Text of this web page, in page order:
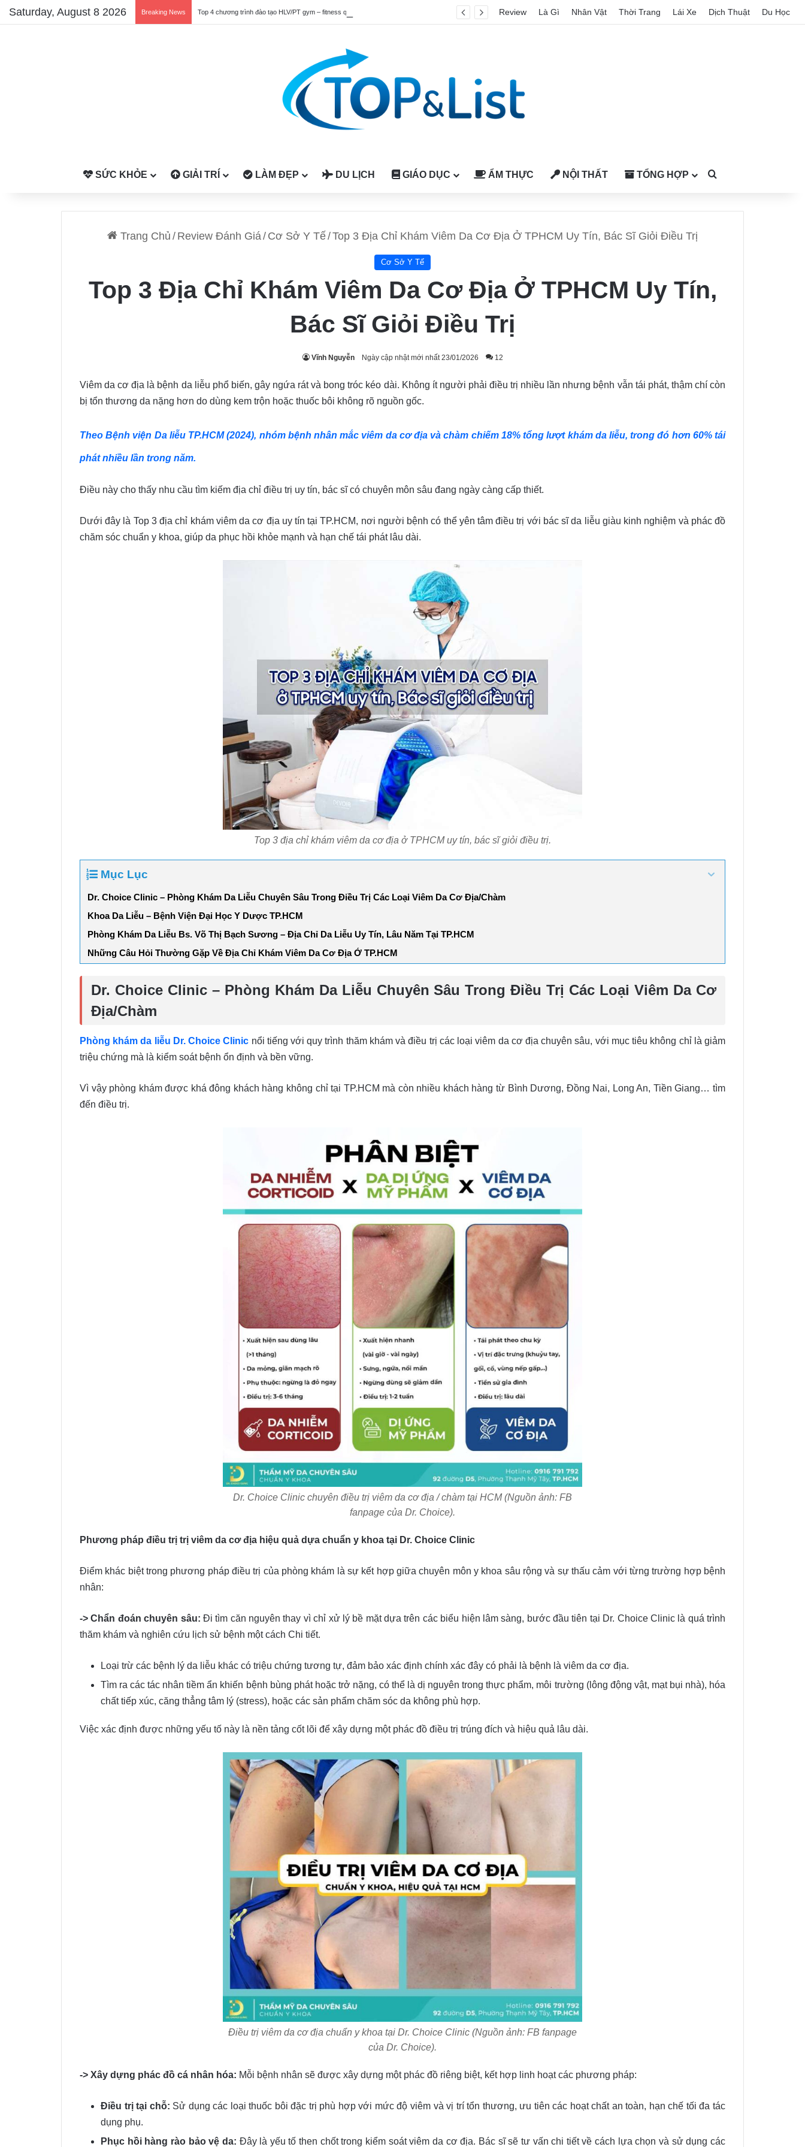
Saturday, August 8 2026 Breaking News Top 4 chương trình đào tạo HLV/PT gym – fitness quốc tế được công nhận tại Việt Nam Review Là Gì Nhân Vật Thời Trang Lái Xe Dịch Thuật Du Học
SỨC KHỎE GIẢI TRÍ LÀM ĐẸP DU LỊCH GIÁO DỤC ẨM THỰC NỘI THẤT TỔNG HỢP
Trang Chủ / Review Đánh Giá / Cơ Sở Y Tế/Top 3 Địa Chỉ Khám Viêm Da Cơ Địa Ở TPHCM Uy Tín, Bác Sĩ Giỏi Điều Trị
Cơ Sở Y Tế
Top 3 Địa Chỉ Khám Viêm Da Cơ Địa Ở TPHCM Uy Tín,
Bác Sĩ Giỏi Điều Trị
Vĩnh Nguyễn Ngày cập nhật mới nhất 23/01/2026 12
Viêm da cơ địa là bệnh da liễu phổ biến, gây ngứa rát và bong tróc kéo dài. Không ít người phải điều trị nhiều lần nhưng bệnh vẫn tái phát, thậm chí còn
bị tổn thương da nặng hơn do dùng kem trộn hoặc thuốc bôi không rõ nguồn gốc.
Theo Bệnh viện Da liễu TP.HCM (2024), nhóm bệnh nhân mắc viêm da cơ địa và chàm chiếm 18% tổng lượt khám da liễu, trong đó hơn 60% tái
phát nhiều lần trong năm.
Điều này cho thấy nhu cầu tìm kiếm địa chỉ điều trị uy tín, bác sĩ có chuyên môn sâu đang ngày càng cấp thiết.
Dưới đây là Top 3 địa chỉ khám viêm da cơ địa uy tín tại TP.HCM, nơi người bệnh có thể yên tâm điều trị với bác sĩ da liễu giàu kinh nghiệm và phác đồ
chăm sóc chuẩn y khoa, giúp da phục hồi khỏe mạnh và hạn chế tái phát lâu dài.
Top 3 địa chỉ khám viêm da cơ địa ở TPHCM uy tín, bác sĩ giỏi điều trị.
Mục Lục
Dr. Choice Clinic – Phòng Khám Da Liễu Chuyên Sâu Trong Điều Trị Các Loại Viêm Da Cơ Địa/Chàm
Khoa Da Liễu – Bệnh Viện Đại Học Y Dược TP.HCM
Phòng Khám Da Liễu Bs. Võ Thị Bạch Sương – Địa Chỉ Da Liễu Uy Tín, Lâu Năm Tại TP.HCM
Những Câu Hỏi Thường Gặp Về Địa Chỉ Khám Viêm Da Cơ Địa Ở TP.HCM
Dr. Choice Clinic – Phòng Khám Da Liễu Chuyên Sâu Trong Điều Trị Các Loại Viêm Da Cơ
Địa/Chàm
Phòng khám da liễu Dr. Choice Clinic nổi tiếng với quy trình thăm khám và điều trị các loại viêm da cơ địa chuyên sâu, với mục tiêu không chỉ là giảm
triệu chứng mà là kiểm soát bệnh ổn định và bền vững.
Vì vậy phòng khám được khá đông khách hàng không chỉ tại TP.HCM mà còn nhiều khách hàng từ Bình Dương, Đồng Nai, Long An, Tiền Giang… tìm
đến điều trị.
Dr. Choice Clinic chuyên điều trị viêm da cơ địa / chàm tại HCM (Nguồn ảnh: FB
fanpage của Dr. Choice).
Phương pháp điều trị trị viêm da cơ địa hiệu quả dựa chuẩn y khoa tại Dr. Choice Clinic
Điểm khác biệt trong phương pháp điều trị của phòng khám là sự kết hợp giữa chuyên môn y khoa sâu rộng và sự thấu cảm với từng trường hợp bệnh
nhân:
-> Chẩn đoán chuyên sâu: Đi tìm căn nguyên thay vì chỉ xử lý bề mặt dựa trên các biểu hiện lâm sàng, bước đầu tiên tại Dr. Choice Clinic là quá trình
thăm khám và nghiên cứu lịch sử bệnh một cách Chi tiết.
Loại trừ các bệnh lý da liễu khác có triệu chứng tương tự, đảm bảo xác định chính xác đây có phải là bệnh là viêm da cơ địa.
Tìm ra các tác nhân tiềm ẩn khiến bệnh bùng phát hoặc trở nặng, có thể là dị nguyên trong thực phẩm, môi trường (lông động vật, mạt bụi nhà), hóa
chất tiếp xúc, căng thẳng tâm lý (stress), hoặc các sản phẩm chăm sóc da không phù hợp.
Việc xác định được những yếu tố này là nền tảng cốt lõi để xây dựng một phác đồ điều trị trúng đích và hiệu quả lâu dài.
Điều trị viêm da cơ địa chuẩn y khoa tại Dr. Choice Clinic (Nguồn ảnh: FB fanpage
của Dr. Choice).
-> Xây dựng phác đồ cá nhân hóa: Mỗi bệnh nhân sẽ được xây dựng một phác đồ riêng biệt, kết hợp linh hoạt các phương pháp:
Điều trị tại chỗ: Sử dụng các loại thuốc bôi đặc trị phù hợp với mức độ viêm và vị trí tổn thương, ưu tiên các hoạt chất an toàn, hạn chế tối đa tác
dụng phụ.
Phục hồi hàng rào bảo vệ da: Đây là yếu tố then chốt trong kiểm soát viêm da cơ địa. Bác sĩ sẽ tư vấn chi tiết về cách lựa chọn và sử dụng các